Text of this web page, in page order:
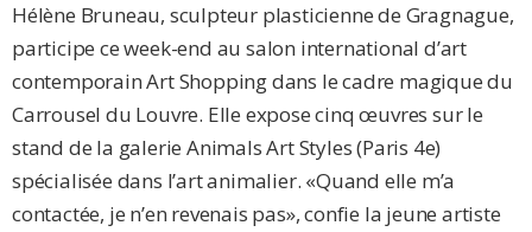
Hélène Bruneau, sculpteur plasticienne de Gragnague,
participe ce week-end au salon international d’art
contemporain Art Shopping dans le cadre magique du
Carrousel du Louvre. Elle expose cinq œuvres sur le
stand de la galerie Animals Art Styles (Paris 4e)
spécialisée dans l’art animalier. «Quand elle m’a
contactée, je n’en revenais pas», confie la jeune artiste